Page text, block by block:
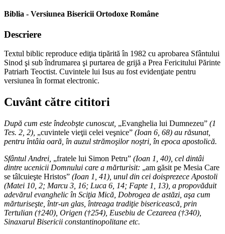
Biblia - Versiunea Bisericii Ortodoxe Române
Descriere
Textul biblic reproduce ediţia tipărită în 1982 cu aprobarea Sfântului
Sinod şi sub îndrumarea şi purtarea de grijă a Prea Fericitului Părinte
Patriarh Teoctist. Cuvintele lui Isus au fost evidenţiate pentru
versiunea în format electronic.
Cuvânt către cititori
După cum este îndeobşte cunoscut, „Evanghelia lui Dumnezeu” (1
Tes. 2, 2), „cuvintele vieţii celei veşnice” (Ioan 6, 68) au răsunat,
pentru întâia oară, în auzul strămoşilor noştri, în epoca apostolică.
Sfântul Andrei, „fratele lui Simon Petru” (Ioan 1, 40), cel dintâi
dintre ucenicii Domnului care a mărturisit: „am găsit pe Mesia Care
se tâlcuieşte Hristos” (Ioan 1, 41), unul din cei doisprezece Apostoli
(Matei 10, 2; Marcu 3, 16; Luca 6, 14; Fapte 1, 13), a propovăduit
adevărul evanghelic în Sciţia Mică, Dobrogea de astăzi, aşa cum
mărturiseşte, într-un glas, întreaga tradiţie bisericească, prin
Tertulian (†240), Origen (†254), Eusebiu de Cezareea (†340),
Sinaxarul Bisericii constantinopolitane etc.